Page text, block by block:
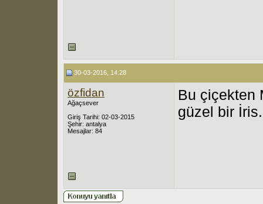
30-03-2016, 14:28
özfidan
Ağaçsever
Giriş Tarihi: 02-03-2015
Şehir: antalya
Mesajlar: 84
Bu çiçekten
güzel bir İris.